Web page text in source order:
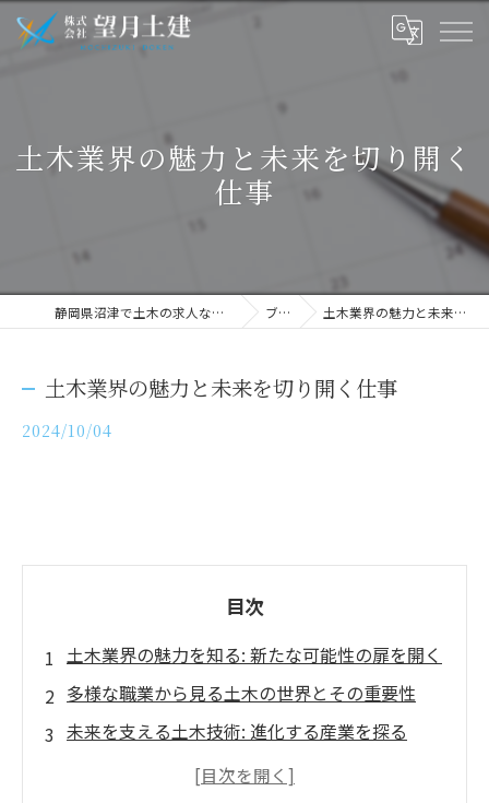
土木業界の魅力と未来を切り開く
仕事
静岡県沼津で土木の求人なら株式会社望月土建 ブログ 土木業界の魅力と未来を切り開く仕事
土木業界の魅力と未来を切り開く仕事
2024/10/04
目次
土木業界の魅力を知る: 新たな可能性の扉を開く
多様な職業から見る土木の世界とその重要性
未来を支える土木技術: 進化する産業を探る
現場の声を聞いて: 土木業界にイノベーションを